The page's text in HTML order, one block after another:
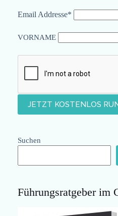
Email Addresse*
VORNAME
Suchen
Führungsratgeber im